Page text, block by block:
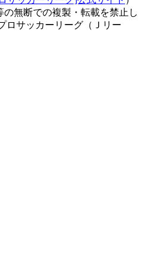
無断での複製・転載を禁止し
ロサッカーリーグ（Ｊリー